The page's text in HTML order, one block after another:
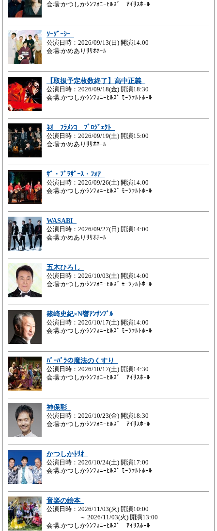
会場:かつしかｼﾝﾌｫﾆｰﾋﾙｽﾞ ｱｲﾘｽﾎｰﾙ
ｿｰｿﾞｰｼｰ
公演日時：2026/09/13(日) 開演14:00
会場:かめありﾘﾘｵﾎｰﾙ
【取扱予定枚数終了】高中正義
公演日時：2026/09/18(金) 開演18:30
会場:かつしかｼﾝﾌｫﾆｰﾋﾙｽﾞ ﾓｰﾂｧﾙﾄﾎｰﾙ
ﾈｵ ﾌﾗﾒﾝｺ ﾌﾟﾛｼﾞｪｸﾄ
公演日時：2026/09/19(土) 開演15:00
会場:かめありﾘﾘｵﾎｰﾙ
ｻﾞ・ﾌﾞﾗｻﾞｰｽ・ﾌｫｱ
公演日時：2026/09/26(土) 開演14:00
会場:かつしかｼﾝﾌｫﾆｰﾋﾙｽﾞ ﾓｰﾂｧﾙﾄﾎｰﾙ
WASABI
公演日時：2026/09/27(日) 開演14:00
会場:かめありﾘﾘｵﾎｰﾙ
五木ひろし
公演日時：2026/10/03(土) 開演14:00
会場:かつしかｼﾝﾌｫﾆｰﾋﾙｽﾞ ﾓｰﾂｧﾙﾄﾎｰﾙ
篠崎史紀×N響ｱﾝｻﾝﾌﾞﾙ
公演日時：2026/10/17(土) 開演14:00
会場:かつしかｼﾝﾌｫﾆｰﾋﾙｽﾞ ﾓｰﾂｧﾙﾄﾎｰﾙ
ﾊﾞｰﾊﾞﾗの魔法のくすり
公演日時：2026/10/17(土) 開演14:30
会場:かつしかｼﾝﾌｫﾆｰﾋﾙｽﾞ ｱｲﾘｽﾎｰﾙ
神保彰
公演日時：2026/10/23(金) 開演18:30
会場:かつしかｼﾝﾌｫﾆｰﾋﾙｽﾞ ｱｲﾘｽﾎｰﾙ
かつしかﾄﾘｵ
公演日時：2026/10/24(土) 開演17:00
会場:かつしかｼﾝﾌｫﾆｰﾋﾙｽﾞ ﾓｰﾂｧﾙﾄﾎｰﾙ
音楽の絵本
公演日時：2026/11/03(火) 開演10:00
～ 2026/11/03(火) 開演13:00
会場:かつしかｼﾝﾌｫﾆｰﾋﾙｽﾞ ｱｲﾘｽﾎｰﾙ